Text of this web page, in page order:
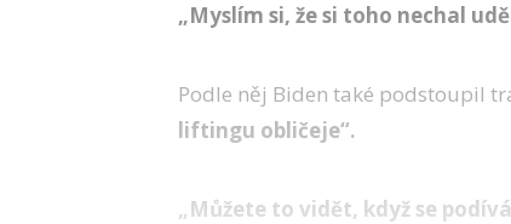
„Myslím si, že si toho nechal
Podle něj Biden také podstoupil
liftingu obličeje“.
„Můžete to vidět, když se